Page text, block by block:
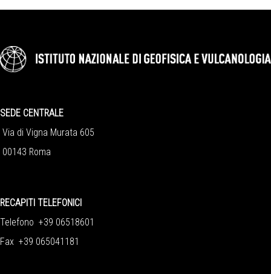
SEDE CENTRALE
Via di Vigna Murata 605
00143 Roma
RECAPITI TELEFONICI
Telefono +39 06518601
Fax +39 065041181